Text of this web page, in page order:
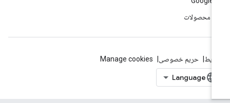
محصولات
حریم خصوصی Manage cookies